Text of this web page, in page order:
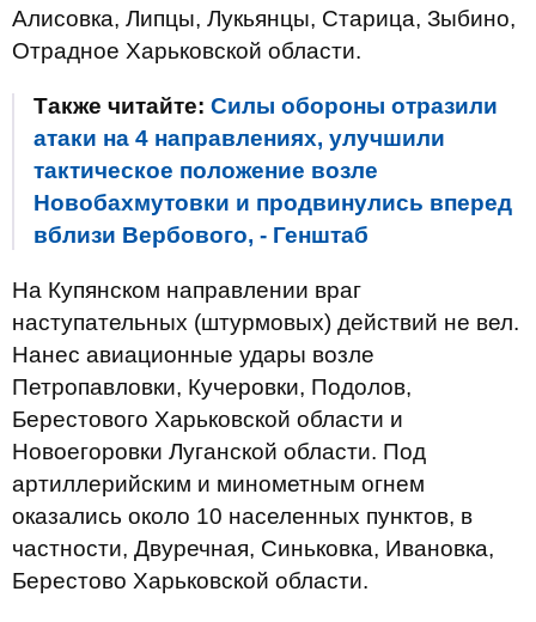
Алисовка, Липцы, Лукьянцы, Старица, Зыбино,
Отрадное Харьковской области.
Также читайте: Силы обороны отразили
атаки на 4 направлениях, улучшили
тактическое положение возле
Новобахмутовки и продвинулись вперед
вблизи Вербового, - Генштаб
На Купянском направлении враг
наступательных (штурмовых) действий не вел.
Нанес авиационные удары возле
Петропавловки, Кучеровки, Подолов,
Берестового Харьковской области и
Новоегоровки Луганской области. Под
артиллерийским и минометным огнем
оказались около 10 населенных пунктов, в
частности, Двуречная, Синьковка, Ивановка,
Берестово Харьковской области.